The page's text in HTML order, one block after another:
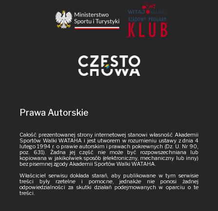
Prawa Autorskie
Całość prezentowanej strony internetowej stanowi własność Akademii
Sportów Walki WATAHA i jest utworem w rozumieniu ustawy z dnia 4
lutego 1994 r. o prawie autorskim i prawach pokrewnych (Dz. U. Nr 90,
poz. 631). Żadna jej część nie może być rozpowszechniana lub
kopiowana w jakikolwiek sposób (elektroniczny, mechaniczny lub inny)
bez pisemnej zgody Akademii Sportów Walki WATAHA.
Właściciel serwisu dokłada starań, aby publikowane w tym serwisie
treści były rzetelne i pomocne, jednakże nie ponosi żadnej
odpowiedzialności za skutki działań podejmowanych w oparciu o te
treści.